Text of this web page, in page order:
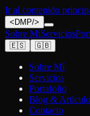
Ir al contenido
< DMP/>
Sobre MíServicios
🇪🇸 🇬🇧
Sobre Mí
Servicios
Portafolio
Blog &
Contacto